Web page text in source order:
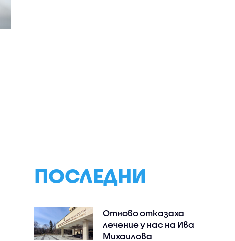
ПОСЛЕДНИ
Отново отказаха
лечение у нас на Ива
Михаилова